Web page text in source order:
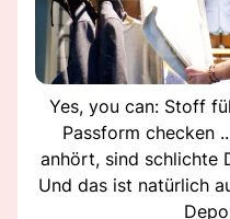
Yes, you can: Stoff
Passform checken
anhört, sind schlichte
Und das ist natürlich